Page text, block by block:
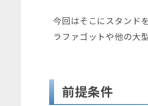
今回はそこにスタンド
ラファゴットや他の大
前提条件